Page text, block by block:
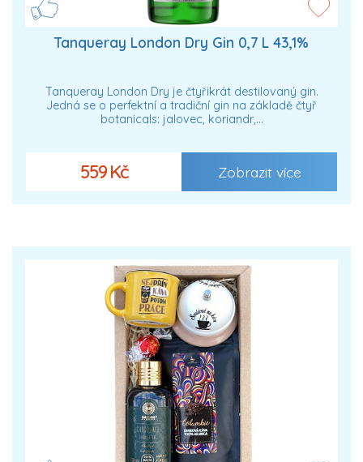
Tanqueray London Dry Gin 0,7 L 43,1%
Tanqueray London Dry je čtyřikrát destilovaný gin.
Jedná se o perfektní a tradiční gin na základě čtyř
botanicals: jalovec, koriandr,…
559 Kč Zobrazit více